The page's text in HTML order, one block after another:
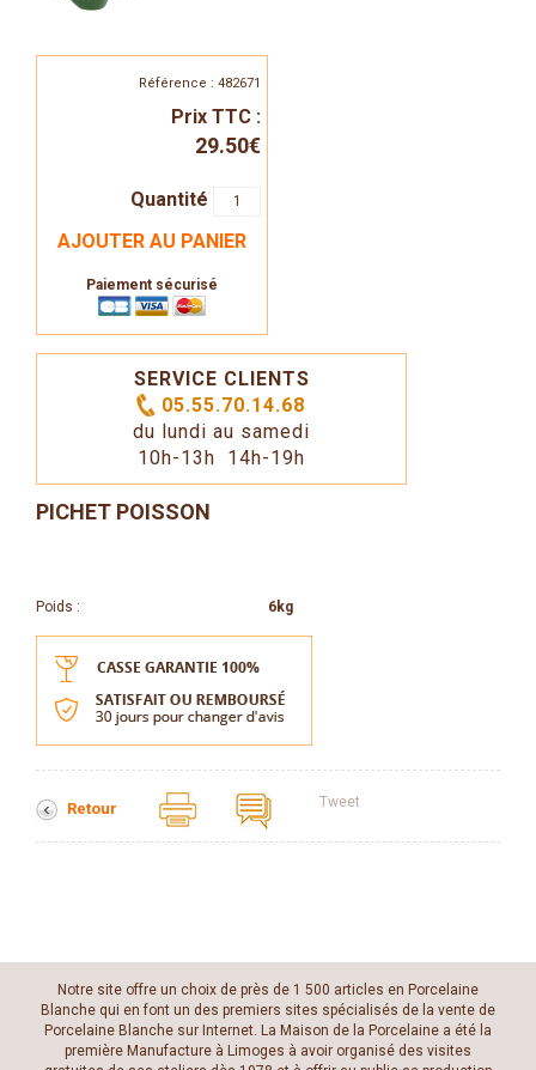
Référence : 482671
Prix TTC :
29.50€
Quantité
AJOUTER AU PANIER
Paiement sécurisé
SERVICE CLIENTS
05.55.70.14.68
du lundi au samedi
10h-13h 14h-19h
PICHET POISSON
Poids : 6kg
Retour Tweet
Notre site offre un choix de près de 1 500 articles en Porcelaine
Blanche qui en font un des premiers sites spécialisés de la vente de
Porcelaine Blanche sur Internet. La Maison de la Porcelaine a été la
première Manufacture à Limoges à avoir organisé des visites